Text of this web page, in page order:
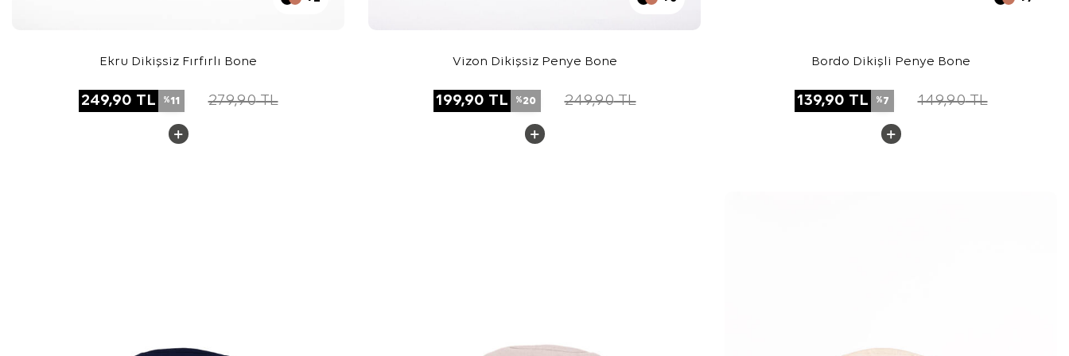
Ekru Dikişsiz Fırfırlı Bone
249,90 TL %11 279,90TL
Vizon Dikişsiz Penye Bone
199,90 TL %20 249,90TL
Bordo Dikişli Penye Bone
139,90 TL %7 149,90TL